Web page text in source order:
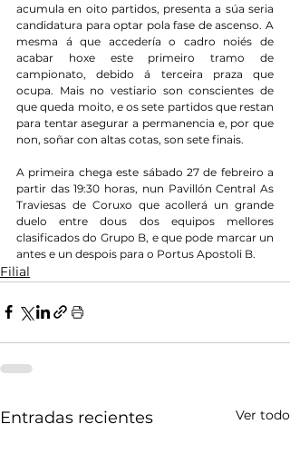
acumula en oito partidos, presenta a súa seria
candidatura para optar pola fase de ascenso. A
mesma á que accedería o cadro noiés de
acabar hoxe este primeiro tramo de
campionato, debido á terceira praza que
ocupa. Mais no vestiario son conscientes de
que queda moito, e os sete partidos que restan
para tentar asegurar a permanencia e, por que
non, soñar con altas cotas, son sete finais.
A primeira chega este sábado 27 de febreiro a
partir das 19:30 horas, nun Pavillón Central As
Traviesas de Coruxo que acollerá un grande
duelo entre dous dos equipos mellores
clasificados do Grupo B, e que pode marcar un
antes e un despois para o Portus Apostoli B.
Filial
Entradas recientes Ver todo